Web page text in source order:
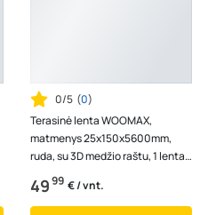
0/5 (0)
Terasinė lenta WOOMAX,
matmenys 25x150x5600mm,
ruda, su 3D medžio raštu, 1 lenta -
0,84 m2
4999 € / vnt.